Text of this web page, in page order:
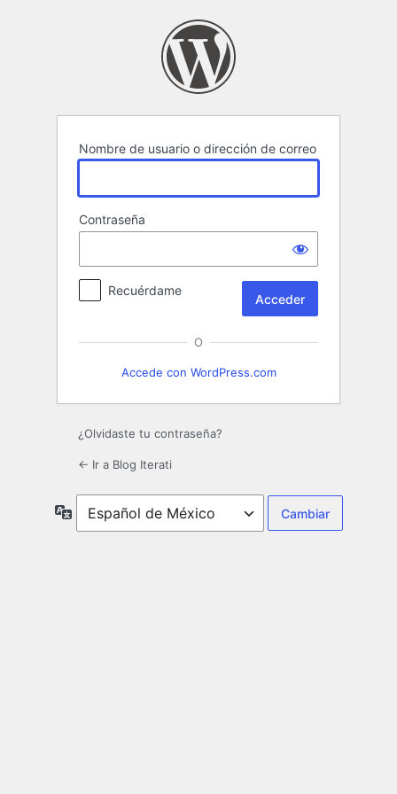
Nombre de usuario o dirección de correo
Contraseña
Recuérdame
O
Accede con WordPress.com
¿Olvidaste tu contraseña?
← Ir a Blog Iterati
Idioma